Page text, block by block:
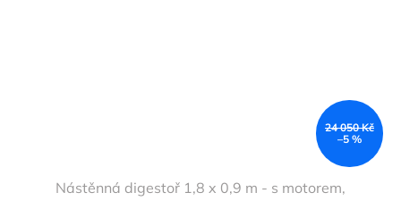
24 050 Kč
–5 %
Nástěnná digestoř 1,8 x 0,9 m - s motorem,